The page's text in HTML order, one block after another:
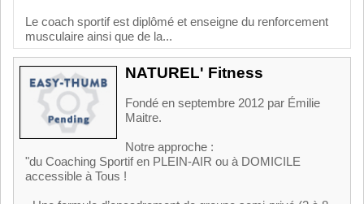
Le coach sportif est diplômé et enseigne du renforcement
musculaire ainsi que de la...
NATUREL' Fitness
Fondé en septembre 2012 par Émilie
Maitre.
Notre approche :
"du Coaching Sportif en PLEIN-AIR ou à DOMICILE
accessible à Tous !